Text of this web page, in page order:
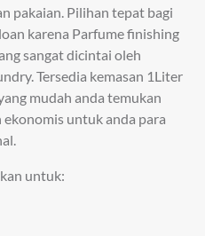
pakaian. Pilihan tepat bagi
karena Parfume finishing
sangat dicintai oleh
Tersedia kemasan 1Liter
mudah anda temukan
untuk anda para
untuk: